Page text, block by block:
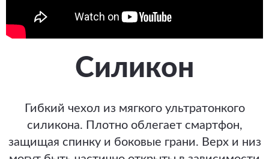
Силикон
Гибкий чехол из мягкого ультратонкого
силикона. Плотно облегает смартфон,
защищая спинку и боковые грани. Верх и низ